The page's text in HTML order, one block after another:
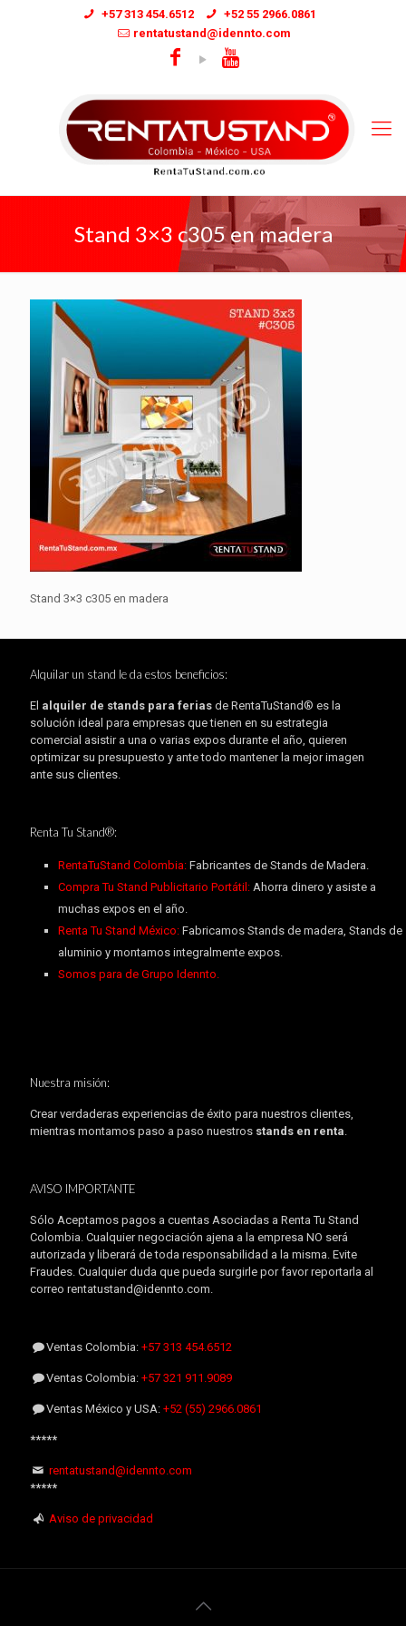
+57 313 454.6512
+52 55 2966.0861
rentatustand@idennto.com
Stand 3×3 c305 en madera
Stand 3×3 c305 en madera
Alquilar un stand le da estos beneficios:
El alquiler de stands para ferias de RentaTuStand® es la
solución ideal para empresas que tienen en su estrategia
comercial asistir a una o varias expos durante el año, quieren
optimizar su presupuesto y ante todo mantener la mejor imagen
ante sus clientes.
Renta Tu Stand®:
RentaTuStand Colombia: Fabricantes de Stands de Madera.
Compra Tu Stand Publicitario Portátil:Ahorra dinero y asiste a
muchas expos en el año.
Renta Tu Stand México:Fabricamos Stands de madera, Stands de
aluminio y montamos integralmente expos.
Somos para de Grupo Idennto.
Nuestra misión:
Crear verdaderas experiencias de éxito para nuestros clientes,
mientras montamos paso a paso nuestros stands en renta.
AVISO IMPORTANTE
Sólo Aceptamos pagos a cuentas Asociadas a Renta Tu Stand
Colombia. Cualquier negociación ajena a la empresa NO será
autorizada y liberará de toda responsabilidad a la misma. Evite
Fraudes. Cualquier duda que pueda surgirle por favor reportarla al
correo rentatustand@idennto.com.
Ventas Colombia:+57 313 454.6512
Ventas Colombia:+57 321 911.9089
Ventas México y USA:+52 (55) 2966.0861
*****
rentatustand@idennto.com
*****
Aviso de privacidad